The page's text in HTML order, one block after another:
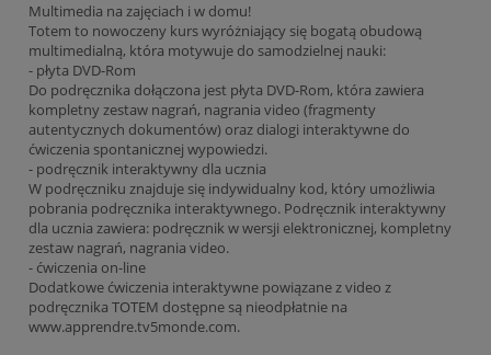
Multimedia na zajęciach i w domu!
Totem to nowoczeny kurs wyróżniający się bogatą obudową
multimedialną, która motywuje do samodzielnej nauki:
- płyta DVD-Rom
Do podręcznika dołączona jest płyta DVD-Rom, która zawiera
kompletny zestaw nagrań, nagrania video (fragmenty
autentycznych dokumentów) oraz dialogi interaktywne do
ćwiczenia spontanicznej wypowiedzi.
- podręcznik interaktywny dla ucznia
W podręczniku znajduje się indywidualny kod, który umożliwia
pobrania podręcznika interaktywnego. Podręcznik interaktywny
dla ucznia zawiera: podręcznik w wersji elektronicznej, kompletny
zestaw nagrań, nagrania video.
- ćwiczenia on-line
Dodatkowe ćwiczenia interaktywne powiązane z video z
podręcznika TOTEM dostępne są nieodpłatnie na
www.apprendre.tv5monde.com.